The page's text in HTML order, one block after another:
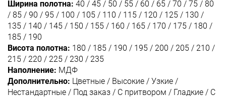
Ширина полотна: 40 / 45 / 50 / 55 / 60 / 65 / 70 / 75 / 80
/ 85 / 90 / 95 / 100 / 105 / 110 / 115 / 120 / 125 / 130 /
135 / 140 / 145 / 150 / 155 / 160 / 165 / 170 / 175 / 180 /
185 / 190
Висота полотна: 180 / 185 / 190 / 195 / 200 / 205 / 210 /
215 / 220 / 225 / 230 / 235
Наполнение: МДФ
Дополнительно: Цветные / Высокие / Узкие /
Нестандартные / Под заказ / С притвором / Гладкие / С